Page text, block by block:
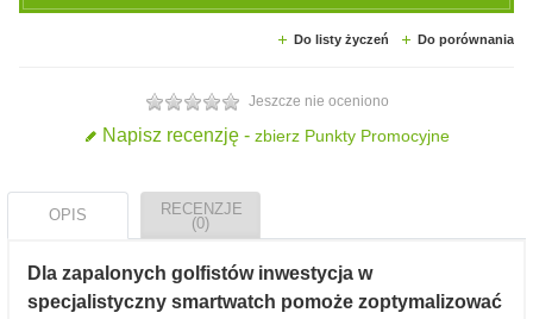
Do listy życzeń Do porównania
Jeszcze nie oceniono
Napisz recenzję - zbierz Punkty Promocyjne
OPIS
RECENZJE
(0)
Dla zapalonych golfistów inwestycja w
specjalistyczny smartwatch pomoże zoptymalizować